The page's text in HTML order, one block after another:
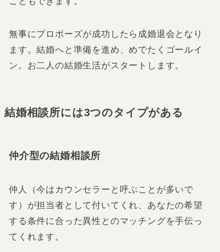
無事にプロポーズが成功したら成婚退会となり
ます。結婚へと準備を進め、めでたくゴールイ
ン。お二人の結婚生活がスタートします。
結婚相談所には3つのタイプがある
仲介型の結婚相談所
仲人（今はカウンセラーと呼ぶことが多いで
す）が担当者として付いてくれ、あなたの希望
する条件に合った異性とのマッチングを手伝っ
てくれます。